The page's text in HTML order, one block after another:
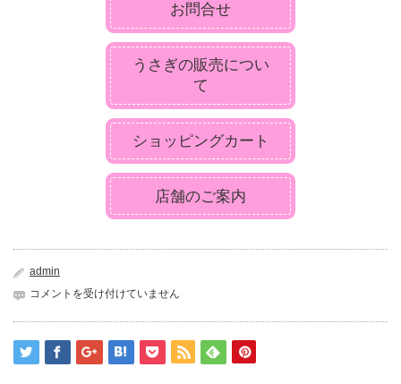
お問合せ
うさぎの販売につい
て
ショッピングカート
店舗のご案内
admin
IMG_3092
コメントを受け付けていません